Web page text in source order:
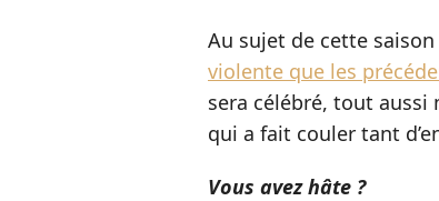
Au sujet de cette
violente que les
sera célébré, tout aussi
qui a fait couler tant
Vous avez hâte ?